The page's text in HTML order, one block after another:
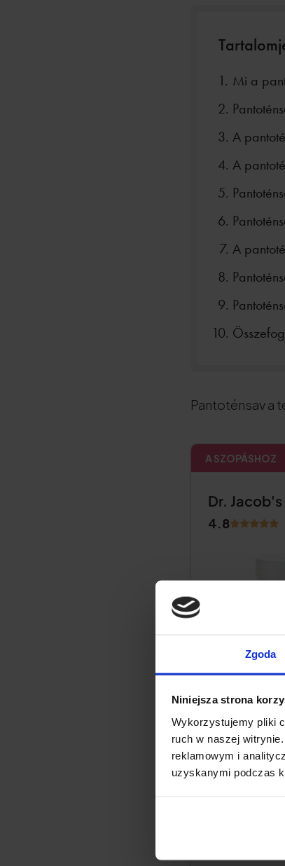
Zgoda
Niniejsza strona
Wykorzystujemy pliki
ruch w naszej
reklamowym i
uzyskanymi podczas
Mi a
A
A
A
Pantoténsav a
A SZOPÁSHOZ
Dr.
4.8